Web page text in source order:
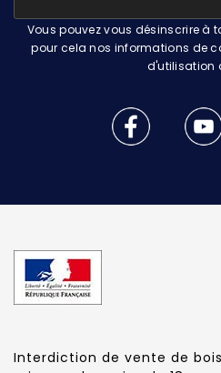
Vous pouvez vous désinscrire à
pour cela nos informations de
d'utilisation
Interdiction de vente de